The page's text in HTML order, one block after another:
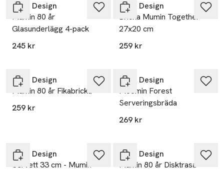
Opto Design
Mumin 80 år
Glasunderlägg 4-pack
245 kr
Opto Design
Bricka Mumin Together
27x20 cm
259 kr
Opto Design
Mumin 80 år Fikabricka
259 kr
Opto Design
Moomin Forest
Serveringsbräda
269 kr
Opto Design
Servett 33 cm - Mumin
Opto Design
Mumin 80 år Disktrasa